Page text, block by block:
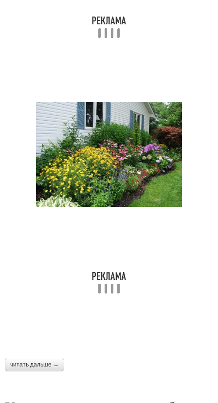
Клумба из кирпича
Клумба из
однолетников
Дачная клумба Цвета для клумбы
читать дальше →